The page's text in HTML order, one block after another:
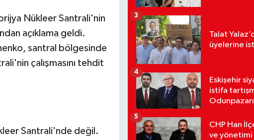
Nükleer Santrali'nin
açıklama geldi.
santral bölgesinde
çalışmasını tehdit
Santrali'nde değil.
Talat
üyelerine
3
Eskişehir
istifa
medyada
geldi
4
CHP Han
ve
5